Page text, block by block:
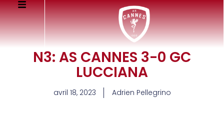
N3: AS CANNES 3-0 GC
LUCCIANA
avril 18, 2023 Adrien Pellegrino